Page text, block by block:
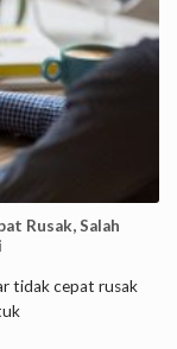
Rusak, Salah
tidak cepat rusak